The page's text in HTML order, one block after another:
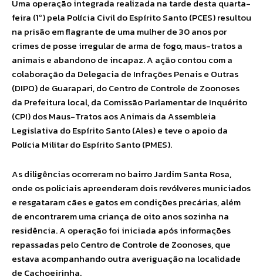
Uma operação integrada realizada na tarde desta quarta-
feira (1º) pela Polícia Civil do Espírito Santo (PCES) resultou
na prisão em flagrante de uma mulher de 30 anos por
crimes de posse irregular de arma de fogo, maus-tratos a
animais e abandono de incapaz. A ação contou com a
colaboração da Delegacia de Infrações Penais e Outras
(DIPO) de Guarapari, do Centro de Controle de Zoonoses
da Prefeitura local, da Comissão Parlamentar de Inquérito
(CPI) dos Maus-Tratos aos Animais da Assembleia
Legislativa do Espírito Santo (Ales) e teve o apoio da
Polícia Militar do Espírito Santo (PMES).
As diligências ocorreram no bairro Jardim Santa Rosa,
onde os policiais apreenderam dois revólveres municiados
e resgataram cães e gatos em condições precárias, além
de encontrarem uma criança de oito anos sozinha na
residência. A operação foi iniciada após informações
repassadas pelo Centro de Controle de Zoonoses, que
estava acompanhando outra averiguação na localidade
de Cachoeirinha.